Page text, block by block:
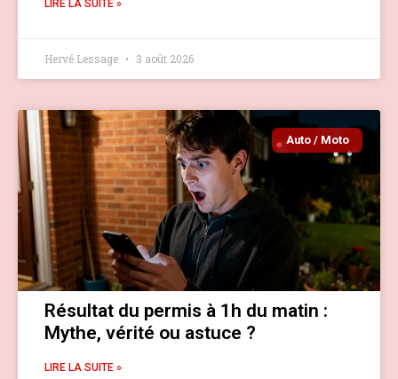
LIRE LA SUITE »
Hervé Lessage 3 août 2026
Auto / Moto
Résultat du permis à 1h du matin :
Mythe, vérité ou astuce ?
LIRE LA SUITE »